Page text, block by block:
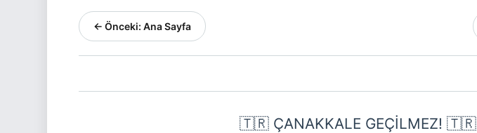
yakınında büfeler mevcuttur.
← Önceki: Ana Sayfa
🇹🇷 ÇANAKKALE GEÇİLMEZ! 🇹🇷